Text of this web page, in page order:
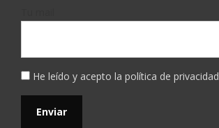
He leído y acepto la política de privacidad